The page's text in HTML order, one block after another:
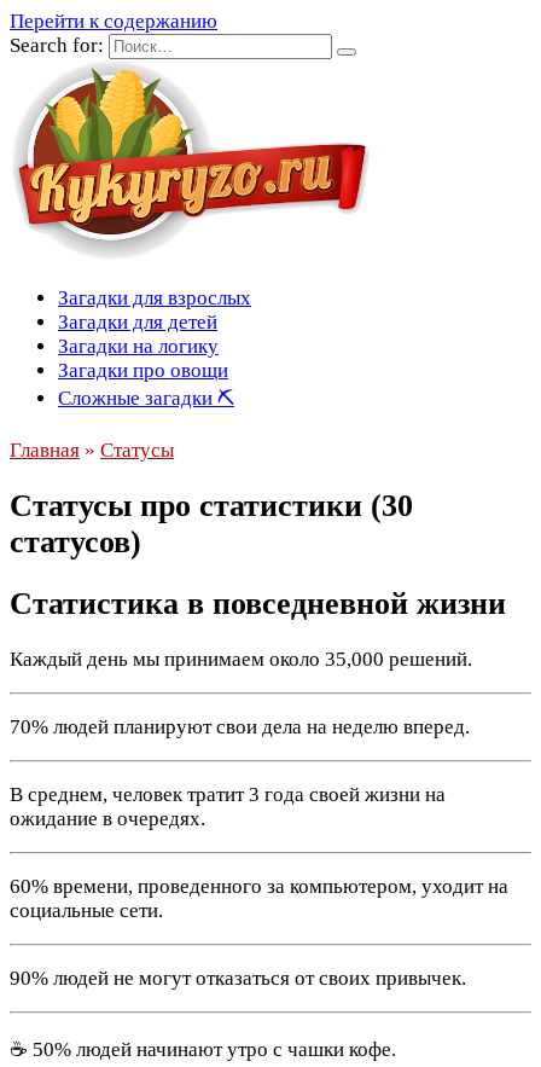
Перейти к содержанию
Search for:
Загадки для взрослых
Загадки для детей
Загадки на логику
Загадки про овощи
Сложные загадки ⛏
Главная » Статусы
Статусы про статистики (30
статусов)
Статистика в повседневной жизни
Каждый день мы принимаем около 35,000 решений.
70% людей планируют свои дела на неделю вперед.
В среднем, человек тратит 3 года своей жизни на
ожидание в очередях.
60% времени, проведенного за компьютером, уходит на
социальные сети.
90% людей не могут отказаться от своих привычек.
☕️ 50% людей начинают утро с чашки кофе.